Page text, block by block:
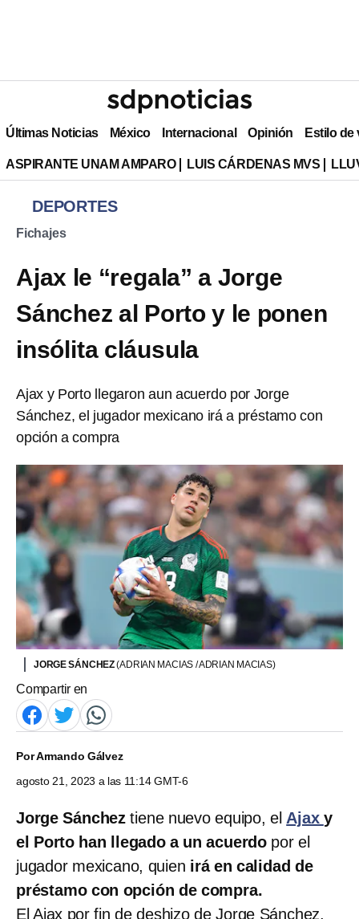
Últimas Noticias México Internacional Opinión Estilo de
ASPIRANTE UNAM AMPARO LUIS CÁRDENAS MVS
DEPORTES
Fichajes
Ajax le “regala” a Jorge
Sánchez al Porto y le ponen
insólita cláusula
Ajax y Porto llegaron aun acuerdo por Jorge
Sánchez, el jugador mexicano irá a préstamo con
opción a compra
JORGE SÁNCHEZ(ADRIAN MACIAS / ADRIAN MACIAS)
Compartir en
PorArmando Gálvez
agosto 21, 2023 a las 11:14 GMT-6
Jorge Sánchez tiene nuevo equipo, el Ajax y
el Porto han llegado a un acuerdo por el
jugador mexicano, quien irá en calidad de
préstamo con opción de compra.
El Ajax por fin de deshizo de Jorge Sánchez,